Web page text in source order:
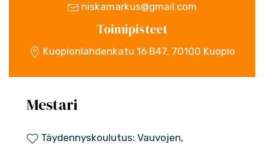
niskamarkus@gmail.com
Toimipisteet
Kuopionlahdenkatu 16 B47, 70100 Kuopio
Mestari
Täydennyskoulutus: Vauvojen,